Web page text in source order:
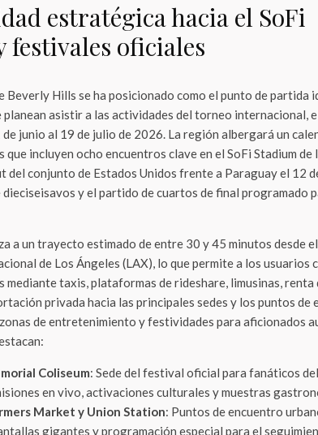
estratégica hacia el SoFi
festivales oficiales
Beverly Hills se ha posicionado como el punto de partida
planean asistir a las actividades del torneo internacional,
junio al 19 de julio de 2026. La región albergará un
que incluyen ocho encuentros clave en el SoFi Stadium de
del conjunto de Estados Unidos frente a Paraguay el 12
dieciseisavos y el partido de cuartos de final programado
a un trayecto estimado de entre 30 y 45 minutos desde el
de Los Ángeles (LAX), lo que permite a los usuarios
mediante taxis, plataformas de rideshare, limusinas, renta
privada hacia las principales sedes y los puntos de
de entretenimiento y festividades para aficionados
Coliseum: Sede del festival oficial para fanáticos
en vivo, activaciones culturales y muestras
Market y Union Station: Puntos de encuentro
gigantes y programación especial para el